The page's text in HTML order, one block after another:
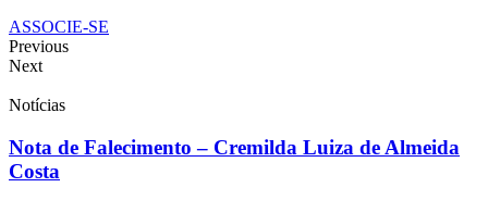
ASSOCIE-SE
Previous
Next
Notícias
Nota de Falecimento – Cremilda Luiza de Almeida
Costa